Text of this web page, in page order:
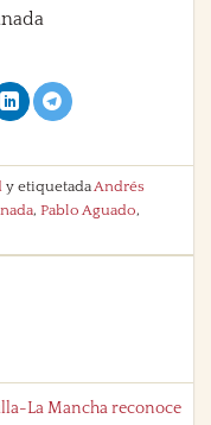
y etiquetada Andrés
,Pablo Aguado,
La Mancha reconoce